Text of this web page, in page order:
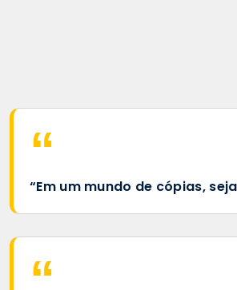
“Em um mundo de cópias,